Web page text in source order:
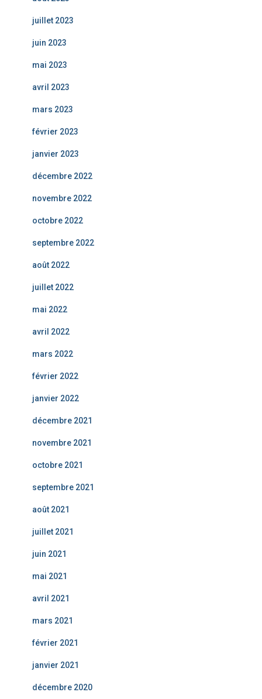
juillet 2023
juin 2023
mai 2023
avril 2023
mars 2023
février 2023
janvier 2023
décembre 2022
novembre 2022
octobre 2022
septembre 2022
août 2022
juillet 2022
mai 2022
avril 2022
mars 2022
février 2022
janvier 2022
décembre 2021
novembre 2021
octobre 2021
septembre 2021
août 2021
juillet 2021
juin 2021
mai 2021
avril 2021
mars 2021
février 2021
janvier 2021
décembre 2020